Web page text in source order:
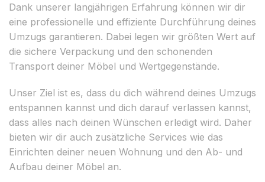
Dank unserer langjährigen Erfahrung können wir dir
eine professionelle und effiziente Durchführung deines
Umzugs garantieren. Dabei legen wir größten Wert auf
die sichere Verpackung und den schonenden
Transport deiner Möbel und Wertgegenstände.
Unser Ziel ist es, dass du dich während deines Umzugs
entspannen kannst und dich darauf verlassen kannst,
dass alles nach deinen Wünschen erledigt wird. Daher
bieten wir dir auch zusätzliche Services wie das
Einrichten deiner neuen Wohnung und den Ab- und
Aufbau deiner Möbel an.